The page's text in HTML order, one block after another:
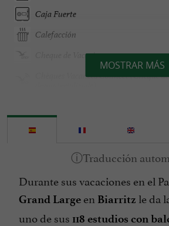
Caja Fuerte
Calefacción
Cheque de Vacaciones
Chèques Vacances Connect (Cheque de
Grupos
Internet : WIFI
Juegos para niños
MOSTRAR MÁS
Durante sus vacaciones en el
Grand Large en Biarritz le da
uno de sus 118 estudios con